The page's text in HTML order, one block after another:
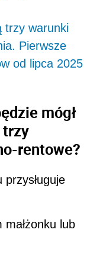
trzy warunki
Pierwsze
od lipca 2025
mógł
trzy
rentowe?
przysługuje
małżonku lub